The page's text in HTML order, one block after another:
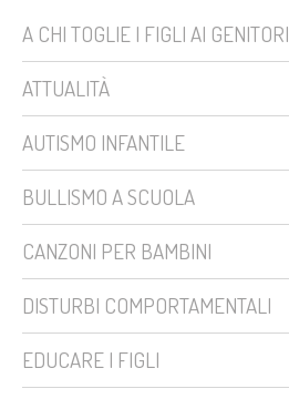
A CHI TOGLIE I FIGLI AI GENITORI
ATTUALITÀ
AUTISMO INFANTILE
BULLISMO A SCUOLA
CANZONI PER BAMBINI
DISTURBI COMPORTAMENTALI
EDUCARE I FIGLI